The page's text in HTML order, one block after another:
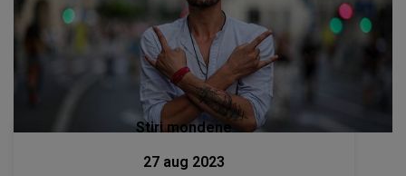
Stiri mondene
27 aug 2023